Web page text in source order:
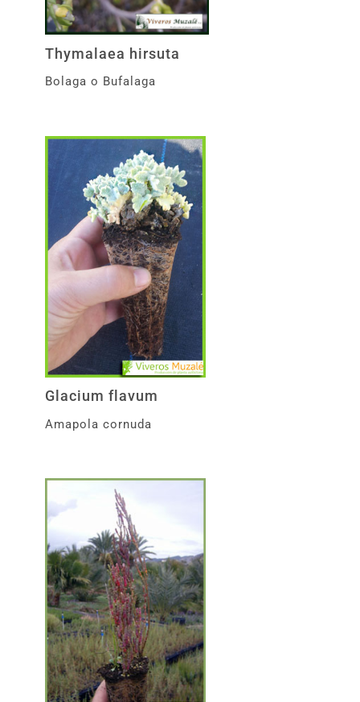
Thymalaea hirsuta
Bolaga o Bufalaga
Glacium flavum
Amapola cornuda